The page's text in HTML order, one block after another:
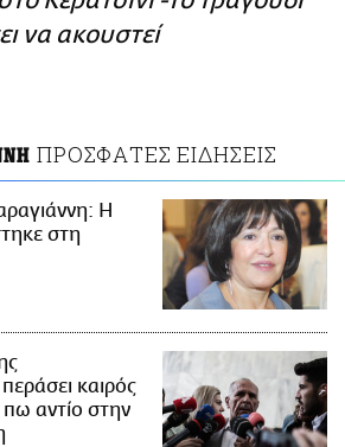
να ακουστεί
ΠΡΟΣΦΑΤΕΣ ΕΙΔΗΣΕΙΣ
Η
στη
καιρός
αντίο στην